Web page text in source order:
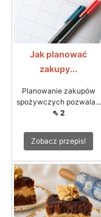
Jak planować
zakupy...
Planowanie zakupów
spożywczych pozwala...
⇖ 2
Zobacz przepis!